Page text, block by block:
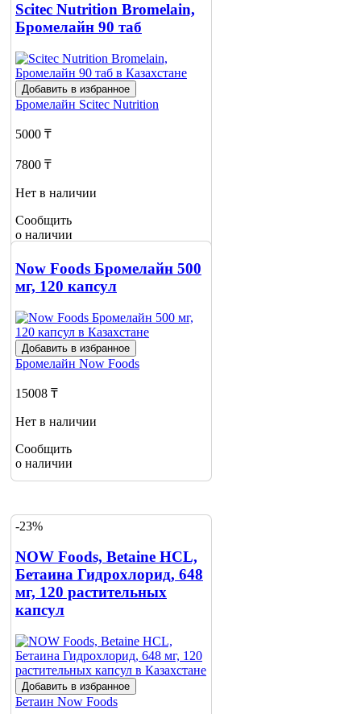
Scitec Nutrition Bromelain,
Бромелайн 90 таб
Добавить в избранное
Бромелайн Scitec Nutrition
5000 ₸
7800 ₸
Нет в наличии
Сообщить
о наличии
Now Foods Бромелайн 500
мг, 120 капсул
Добавить в избранное
Бромелайн Now Foods
15008 ₸
Нет в наличии
Сообщить
о наличии
-23%
NOW Foods, Betaine HCL,
Бетаина Гидрохлорид, 648
мг, 120 растительных
капсул
Добавить в избранное
Бетаин Now Foods